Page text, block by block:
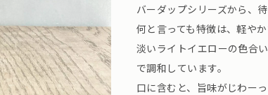
バーダップシリーズから、
何と言っても特徴は、軽やか
淡いライトイエローの色合
で調和しています。
口に含むと、旨味がじわー